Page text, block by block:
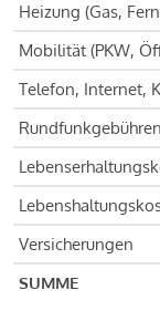
Heizung (Gas,
Mobilität (PKW,
Telefon, Internet,
Rundfunkgebühren
Versicherungen
SUMME